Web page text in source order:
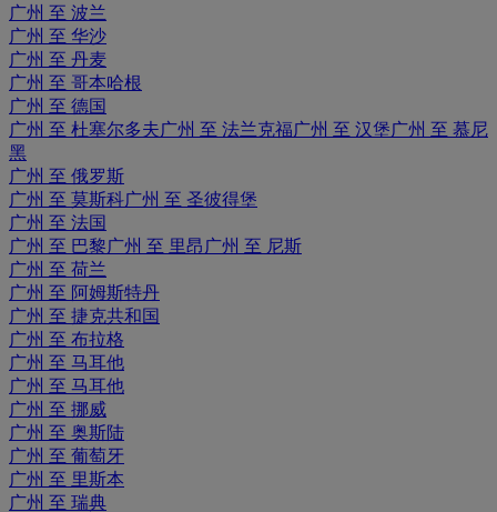
广州 至 波兰
广州 至 华沙
广州 至 丹麦
广州 至 哥本哈根
广州 至 德国
广州 至 杜塞尔多夫广州 至 法兰克福广州 至 汉堡广州 至 慕尼
黑
广州 至 俄罗斯
广州 至 莫斯科广州 至 圣彼得堡
广州 至 法国
广州 至 巴黎广州 至 里昂 广州 至 尼斯
广州 至 荷兰
广州 至 阿姆斯特丹
广州 至 捷克共和国
广州 至 布拉格
广州 至 马耳他
广州 至 马耳他
广州 至 挪威
广州 至 奥斯陆
广州 至 葡萄牙
广州 至 里斯本
广州 至 瑞典